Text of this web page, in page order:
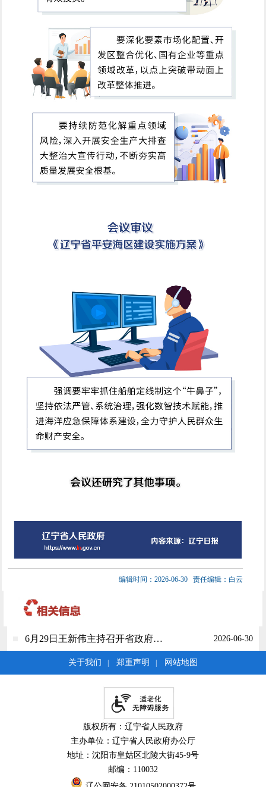
编辑时间：2026-06-30 责任编辑：白云
6月29日王新伟主持召开省政府党组会议和常务会议 2026-06-30
关于我们 | 郑重声明 | 网站地图
版权所有：辽宁省人民政府
主办单位：辽宁省人民政府办公厅
地址：沈阳市皇姑区北陵大街45-9号
邮编：110032